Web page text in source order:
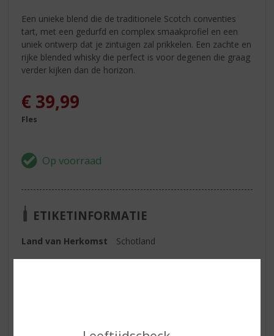
Een unieke blend die de traditionele Scotch conventies
tart, met een gedurfd en complex smaakprofiel en een
uniek ontwerp dat je zintuigen zal prikkelen. Een zachte en
rijke blended whisky die perfect is voor degenen die graag
verder kijken dan de horizon.
€ 39,99
Fles
ETIKETINFORMATIE
Land van Herkomst
Schotland
Inhoud
70 CL